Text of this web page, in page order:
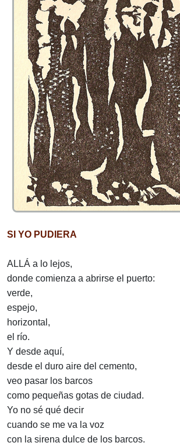
SI YO PUDIERA
ALLÁ a lo lejos,
donde comienza a abrirse el puerto:
verde,
espejo,
horizontal,
el río.
Y desde aquí,
desde el duro aire del cemento,
veo pasar los barcos
como pequeñas gotas de ciudad.
Yo no sé qué decir
cuando se me va la voz
con la sirena dulce de los barcos.